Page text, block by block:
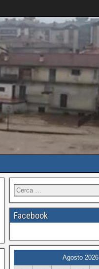
Facebook
Agosto 2026